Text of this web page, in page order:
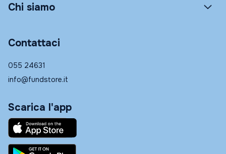
Chi siamo
Contattaci
055 24631
info@fundstore.it
Scarica l'app